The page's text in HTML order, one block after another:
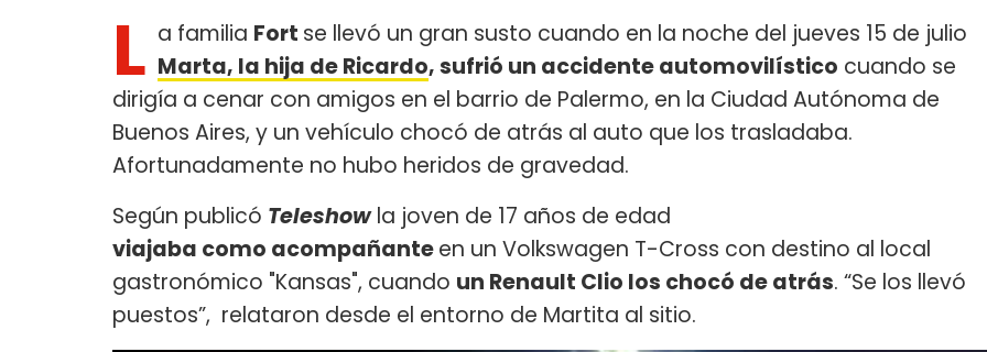
L a familia Fort se llevó un gran susto cuando en la noche del jueves 15 de julio
Marta, la hija de Ricardo, sufrió un accidente automovilístico cuando se
dirigía a cenar con amigos en el barrio de Palermo, en la Ciudad Autónoma de
Buenos Aires, y un vehículo chocó de atrás al auto que los trasladaba.
Afortunadamente no hubo heridos de gravedad.
Según publicó Teleshowla joven de 17 años de edad
viajaba como acompañanteen un Volkswagen T-Cross con destino al local
gastronómico "Kansas", cuando un Renault Clio los chocó de atrás. “Se los llevó
puestos”, relataron desde el entorno de Martita al sitio.